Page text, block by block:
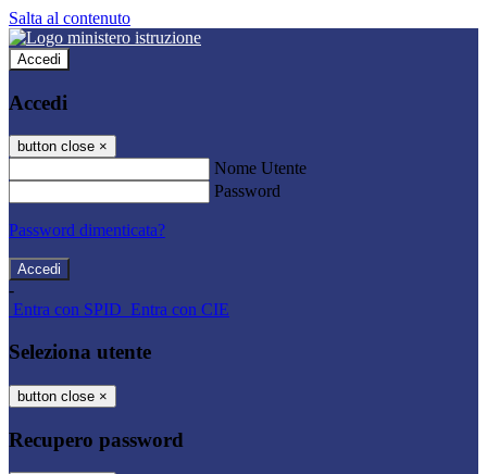
Salta al contenuto
Accedi
Accedi
button close ×
Nome Utente
Password
Password dimenticata?
-
Entra con SPID Entra con CIE
Seleziona utente
button close ×
Recupero password